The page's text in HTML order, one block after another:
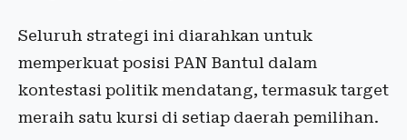
Seluruh strategi ini diarahkan untuk
memperkuat posisi PAN Bantul dalam
kontestasi politik mendatang, termasuk target
meraih satu kursi di setiap daerah pemilihan.